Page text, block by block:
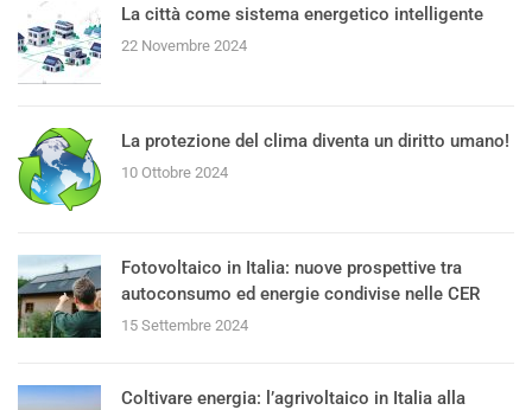
La città come sistema energetico intelligente
22 Novembre 2024
La protezione del clima diventa un diritto umano!
10 Ottobre 2024
Fotovoltaico in Italia: nuove prospettive tra
autoconsumo ed energie condivise nelle CER
15 Settembre 2024
Coltivare energia: l’agrivoltaico in Italia alla